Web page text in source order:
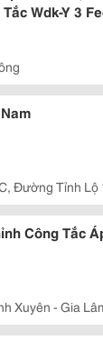
Wdk-Y 3
Áp Suất
Chân
Đường Tỉnh Lộ
Công Tắc
Xuyên - Gia